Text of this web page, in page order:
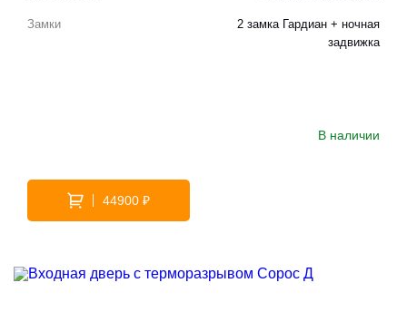
Замки
2 замка Гардиан + ночная
задвижка
В наличии
44900 ₽